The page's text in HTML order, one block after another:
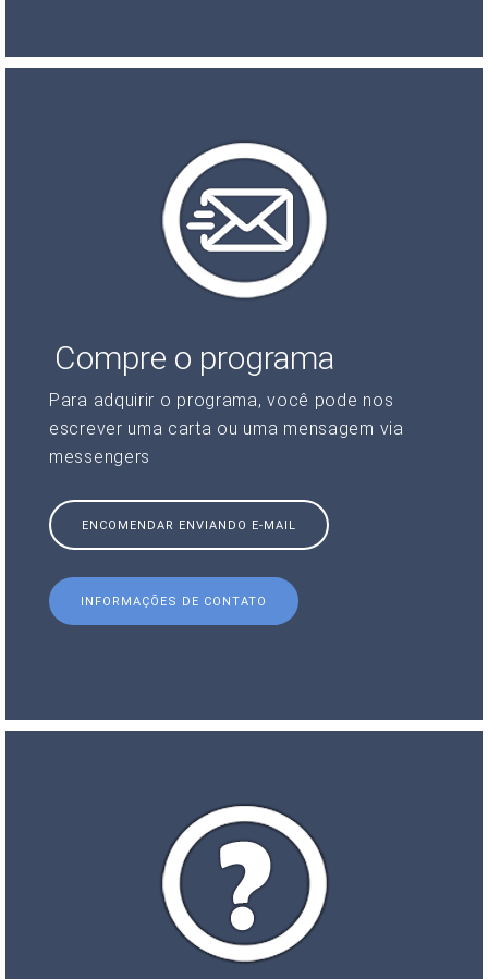
Compre o programa
Para adquirir o programa, você pode nos
escrever uma carta ou uma mensagem via
messengers
ENCOMENDAR ENVIANDO E-MAIL
INFORMAÇÕES DE CONTATO